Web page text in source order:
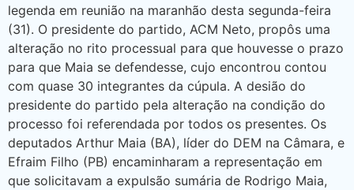
legenda em reunião na maranhão desta segunda-feira
(31). O presidente do partido, ACM Neto, propôs uma
alteração no rito processual para que houvesse o prazo
para que Maia se defendesse, cujo encontrou contou
com quase 30 integrantes da cúpula. A desião do
presidente do partido pela alteração na condição do
processo foi referendada por todos os presentes. Os
deputados Arthur Maia (BA), líder do DEM na Câmara, e
Efraim Filho (PB) encaminharam a representação em
que solicitavam a expulsão sumária de Rodrigo Maia,